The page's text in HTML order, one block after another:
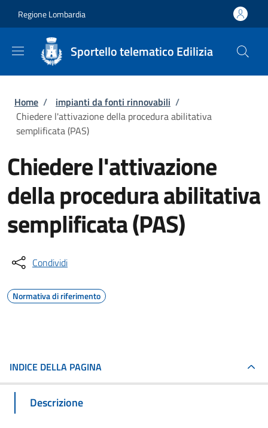
Regione Lombardia
Sportello telematico Edilizia
Briciole di pane
Home / impianti da fonti rinnovabili /
Chiedere l'attivazione della procedura abilitativa
semplificata (PAS)
Chiedere l'attivazione
della procedura abilitativa
semplificata (PAS)
Condividi
Normativa di riferimento
INDICE DELLA PAGINA
Descrizione